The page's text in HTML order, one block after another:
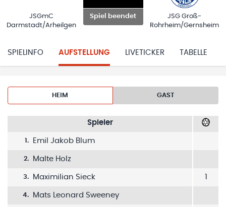
JSGmC
Darmstadt/Arheilgen
Spiel beendet
JSG Groß-
Rohrheim/Gernsheim
SPIELINFO AUFSTELLUNG LIVETICKER TABELLE
HEIM GAST
Spieler
1. Emil Jakob Blum
2. Malte Holz
3. Maximilian Sieck
4. Mats Leonard Sweeney